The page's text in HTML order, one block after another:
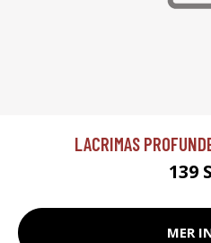
LACRIMAS
139
MER